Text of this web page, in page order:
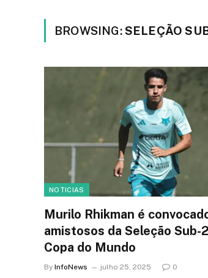
BROWSING:SELEÇÃO
NOTICIAS
Murilo Rhikman é
amistosos da Seleção Sub-
Copa do Mundo
By InfoNews julho 25, 2025 0